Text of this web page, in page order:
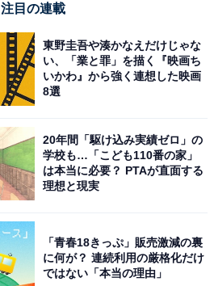
注目の連載
東野圭吾や湊かなえだけじゃな
い、「業と罪」を描く『映画ち
いかわ』から強く連想した映画
8選
20年間「駆け込み実績ゼロ」の
学校も…「こども110番の家」
は本当に必要？ PTAが直面する
理想と現実
「青春18きっぷ」販売激減の裏
に何が？ 連続利用の厳格化だけ
ではない「本当の理由」